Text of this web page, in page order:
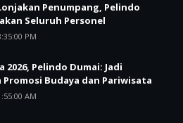
Penumpang, Pelindo
Seluruh Personel
PM
2026, Pelindo Dumai: Jadi
Budaya dan Pariwisata
AM